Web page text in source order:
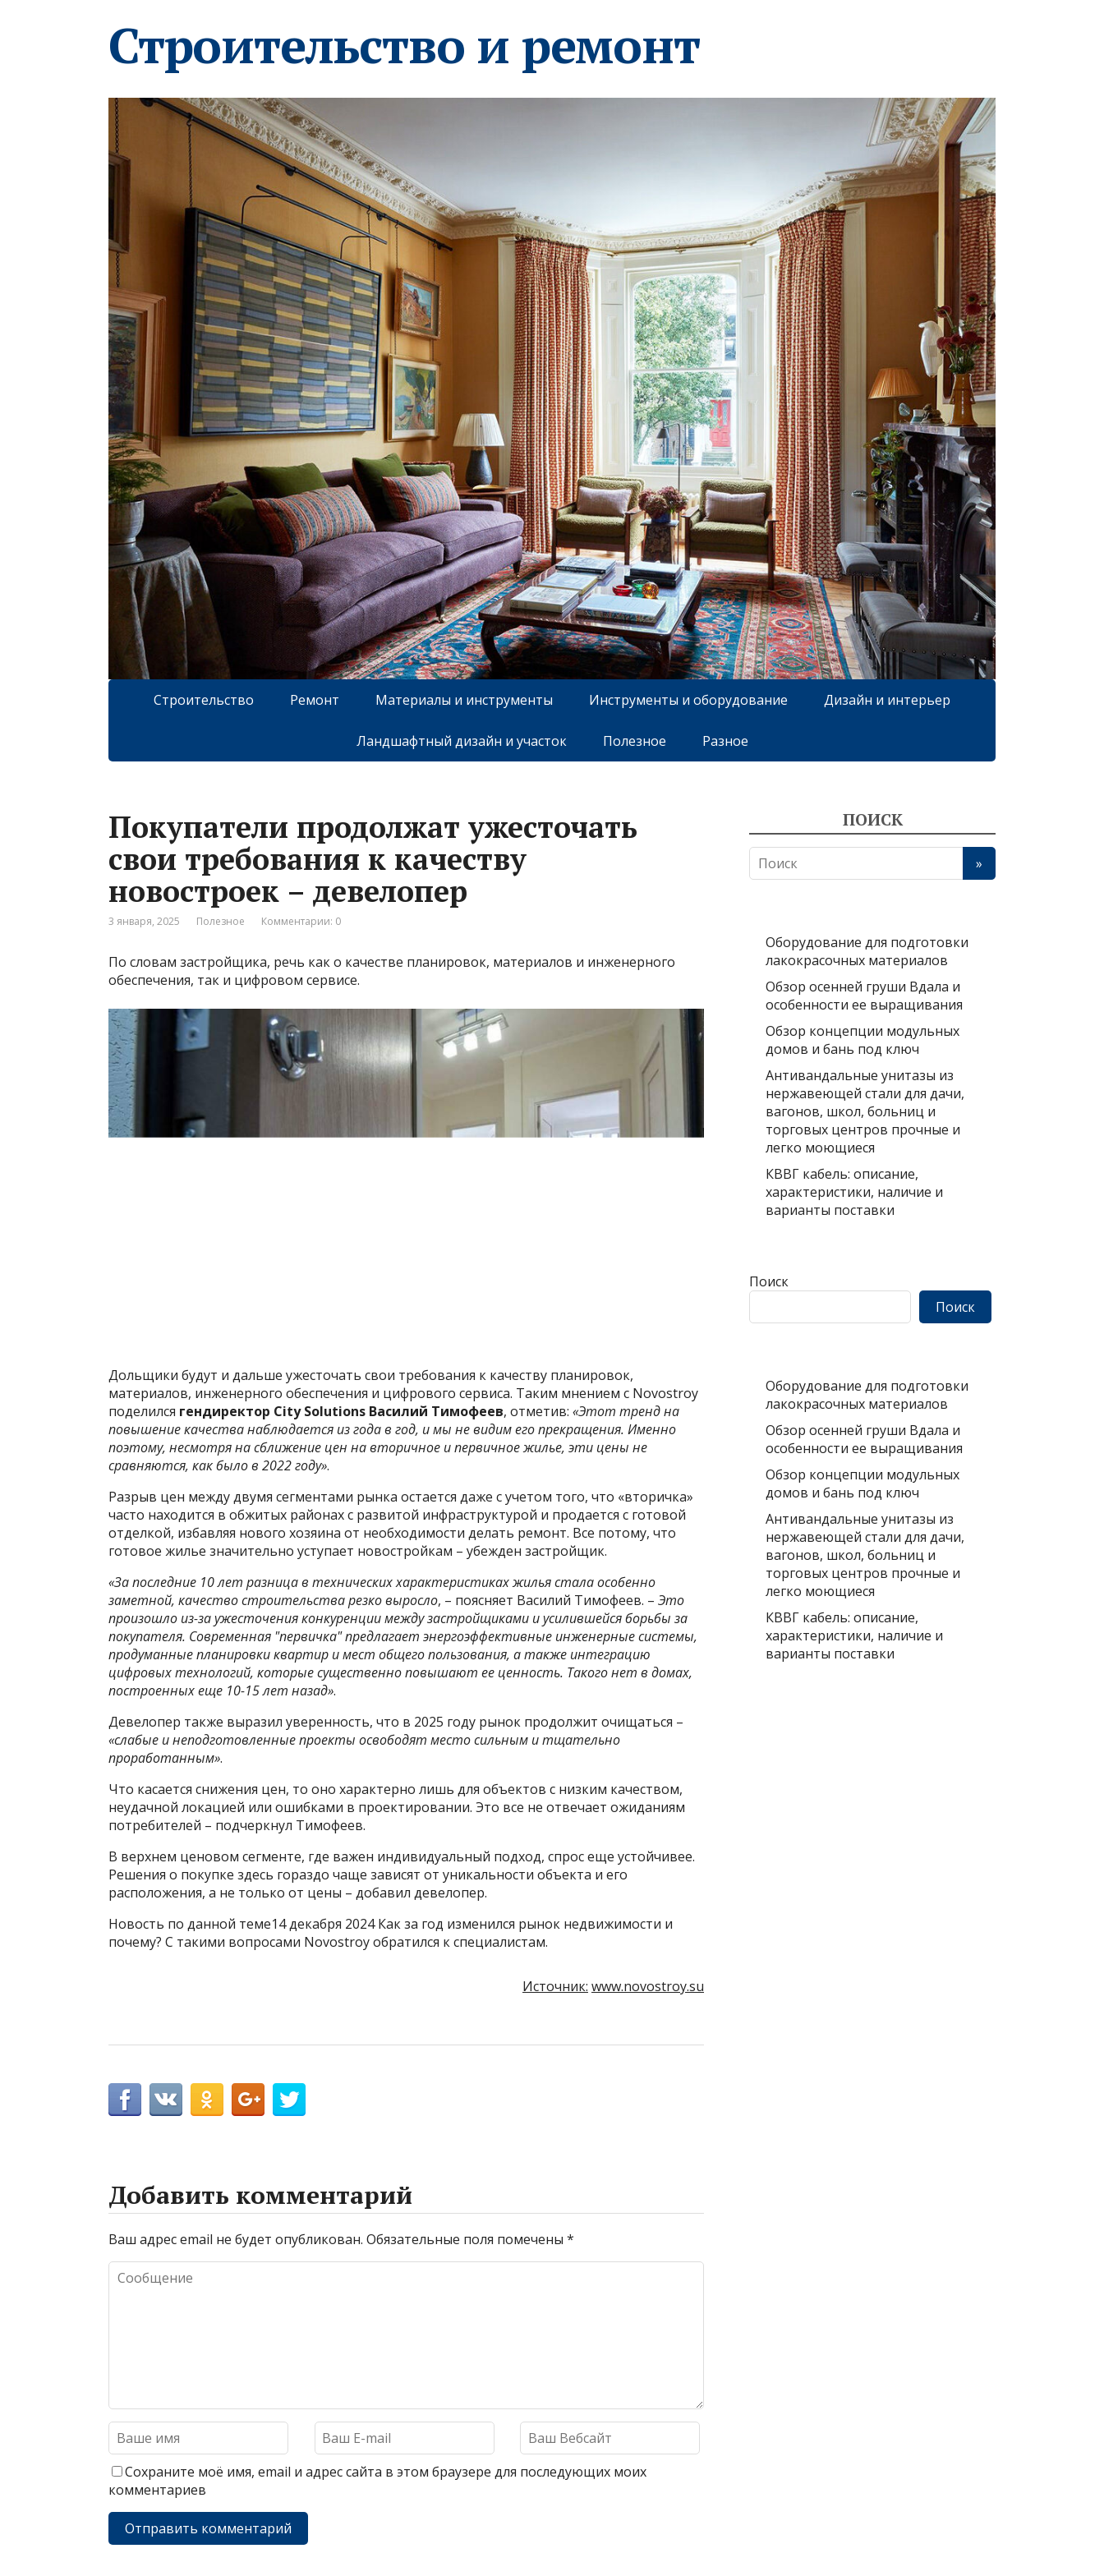
Строительство и ремонт
Строительство Ремонт Материалы и инструменты Инструменты и оборудование Дизайн и интерьер
Ландшафтный дизайн и участок Полезное Разное
Покупатели продолжат ужесточать
свои требования к качеству
новостроек – девелопер
3 января, 2025 Полезное Комментарии: 0
По словам застройщика, речь как о качестве планировок, материалов и инженерного
обеспечения, так и цифровом сервисе.
Дольщики будут и дальше ужесточать свои требования к качеству планировок,
материалов, инженерного обеспечения и цифрового сервиса. Таким мнением с Novostroy
поделился гендиректор Сity Solutions Василий Тимофеев, отметив: «Этот тренд на
повышение качества наблюдается из года в год, и мы не видим его прекращения. Именно
поэтому, несмотря на сближение цен на вторичное и первичное жилье, эти цены не
сравняются, как было в 2022 году».
Разрыв цен между двумя сегментами рынка остается даже с учетом того, что «вторичка»
часто находится в обжитых районах с развитой инфраструктурой и продается с готовой
отделкой, избавляя нового хозяина от необходимости делать ремонт. Все потому, что
готовое жилье значительно уступает новостройкам – убежден застройщик.
«За последние 10 лет разница в технических характеристиках жилья стала особенно
заметной, качество строительства резко выросло, – поясняет Василий Тимофеев. – Это
произошло из-за ужесточения конкуренции между застройщиками и усилившейся борьбы за
покупателя. Современная "первичка" предлагает энергоэффективные инженерные системы,
продуманные планировки квартир и мест общего пользования, а также интеграцию
цифровых технологий, которые существенно повышают ее ценность. Такого нет в домах,
построенных еще 10-15 лет назад».
Девелопер также выразил уверенность, что в 2025 году рынок продолжит очищаться –
«слабые и неподготовленные проекты освободят место сильным и тщательно
проработанным».
Что касается снижения цен, то оно характерно лишь для объектов с низким качеством,
неудачной локацией или ошибками в проектировании. Это все не отвечает ожиданиям
потребителей – подчеркнул Тимофеев.
В верхнем ценовом сегменте, где важен индивидуальный подход, спрос еще устойчивее.
Решения о покупке здесь гораздо чаще зависят от уникальности объекта и его
расположения, а не только от цены – добавил девелопер.
Новость по данной теме14 декабря 2024 Как за год изменился рынок недвижимости и
почему? С такими вопросами Novostroy обратился к специалистам.
Источник: www.novostroy.su
Добавить комментарий
Ваш адрес email не будет опубликован. Обязательные поля помечены *
Сохраните моё имя, email и адрес сайта в этом браузере для последующих моих
комментариев
ПОИСК
Оборудование для подготовки
лакокрасочных материалов
Обзор осенней груши Вдала и
особенности ее выращивания
Обзор концепции модульных
домов и бань под ключ
Антивандальные унитазы из
нержавеющей стали для дачи,
вагонов, школ, больниц и
торговых центров прочные и
легко моющиеся
КВВГ кабель: описание,
характеристики, наличие и
варианты поставки
Поиск
Поиск
Оборудование для подготовки
лакокрасочных материалов
Обзор осенней груши Вдала и
особенности ее выращивания
Обзор концепции модульных
домов и бань под ключ
Антивандальные унитазы из
нержавеющей стали для дачи,
вагонов, школ, больниц и
торговых центров прочные и
легко моющиеся
КВВГ кабель: описание,
характеристики, наличие и
варианты поставки